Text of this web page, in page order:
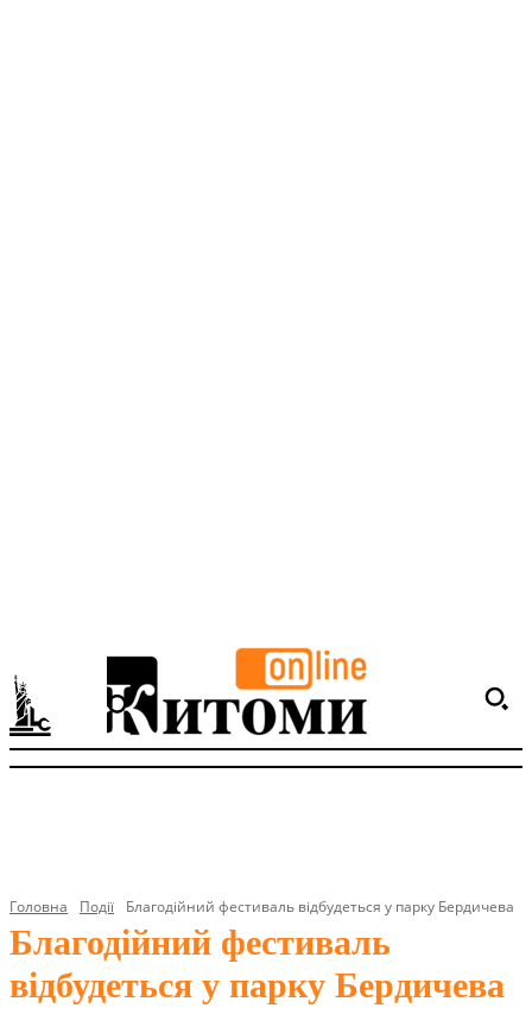
Головна Події Благодійний фестиваль відбудеться у парку Бердичева
Благодійний фестиваль
відбудеться у парку Бердичева